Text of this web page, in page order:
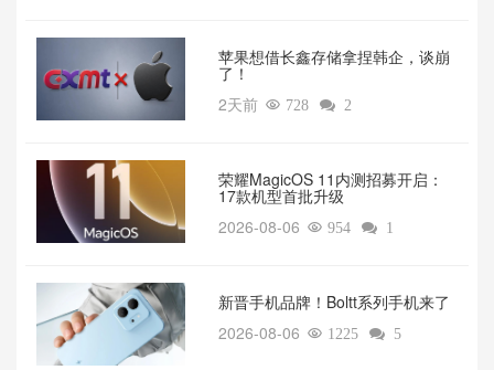
苹果想借长鑫存储拿捏韩企，谈崩
了！
2天前  728  2
荣耀MagicOS 11内测招募开启：
17款机型首批升级
2026-08-06  954  1
新晋手机品牌！Boltt系列手机来了
2026-08-06  1225  5